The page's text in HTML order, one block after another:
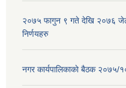
२०७५ फागुन ९ गते देखि २०७६ जेठ
निर्णयहरु
नगर कार्यपालिकाकाे बैठक २०७५/